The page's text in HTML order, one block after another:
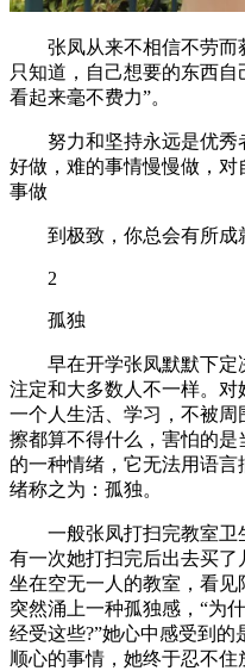
张凤从来不相信不劳而
只知道，自己想要的东西
看起来毫不费力”。
努力和坚持永远是优秀
好做，难的事情慢慢做，
事做
到极致，你总会有所成
2
孤独
早在开学张凤默默下定
注定和大多数人不一样。对
一个人生活、学习，不被
擦都算不得什么，害怕的
的一种情绪，它无法用语
绪称之为：孤独。
一般张凤打扫完教室卫
有一次她打扫完后出去买
坐在空无一人的教室，看
突然涌上一种孤独感，“为
经受这些?”她心中感受到
顺心的事情，她终于忍不